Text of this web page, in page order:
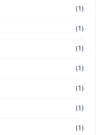
(1)
(1)
(1)
(1)
(1)
(1)
(1)